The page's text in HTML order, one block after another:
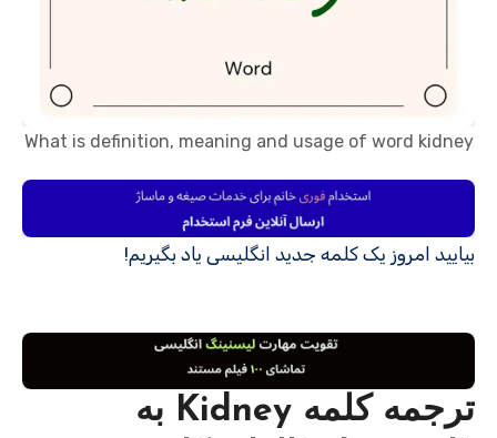
What is definition, meaning and usage of word kidney
بیایید امروز یک کلمه جدید انگلیسی یاد بگیریم!
ترجمه کلمه Kidney به